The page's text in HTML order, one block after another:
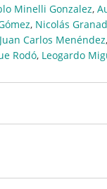
Minelli Gonzalez,
, Nicolás
Juan Carlos Menéndez,
Rodó, Leogardo